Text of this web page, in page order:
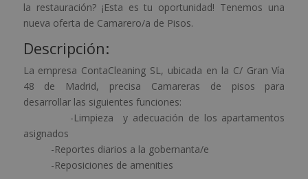
la restauración? ¡Esta es tu oportunidad! Tenemos una
nueva oferta de Camarero/a de Pisos.
Descripción:
La empresa ContaCleaning SL, ubicada en la C/ Gran Vía
48 de Madrid, precisa Camareras de pisos para
desarrollar las siguientes funciones:
-Limpieza y adecuación de los apartamentos
asignados
-Reportes diarios a la gobernanta/e
-Reposiciones de amenities